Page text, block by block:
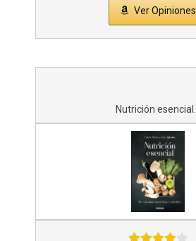
Ver Opiniones
Nutrición esencial...